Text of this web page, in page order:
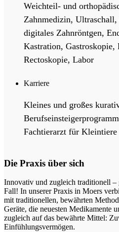
Weichteil- und
Zahnmedizin,
digitales Zahnröntgen,
Kastration, Gastroskopie,
Rectoskopie, Labor
Karriere
Kleines und großes
Fachtierarzt für Kleintiere
Die Praxis über sich
Innovativ und zugleich traditionell –
Fall! In unserer Praxis in Moers
mit traditionellen, bewährten
Geräte, die neuesten Medikamente
zugleich auf das bewährte Mittel:
Einfühlungsvermögen.